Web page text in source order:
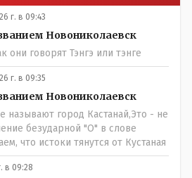
г. в 09:43
Новониколаевск
они говорят Тэнгэ или тэнге
г. в 09:35
Новониколаевск
называют город Кастанай,Это - не
безударной "О" в слове
что истоки тянутся от Кустаная
в 09:28